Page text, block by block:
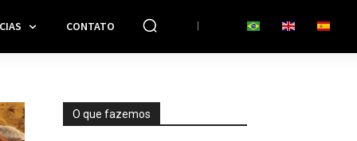
CONTATO
O que fazemos